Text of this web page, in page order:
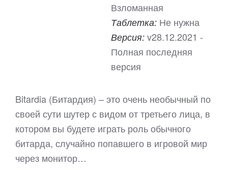
Взломанная
Таблетка: Не нужна
Версия: v28.12.2021 -
Полная последняя
версия
Bitardia (Битардия) – это очень необычный по
своей сути шутер с видом от третьего лица, в
котором вы будете играть роль обычного
битарда, случайно попавшего в игровой мир
через монитор…